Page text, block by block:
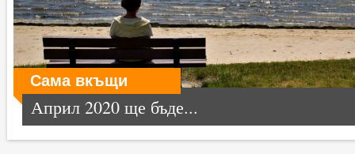
Сама вкъщи
Април 2020 ще бъде...